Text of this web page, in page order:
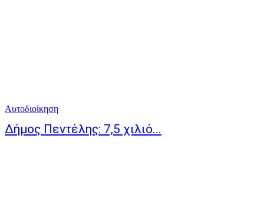
Αυτοδιοίκηση
Δήμος Πεντέλης: 7,5 χιλιό...